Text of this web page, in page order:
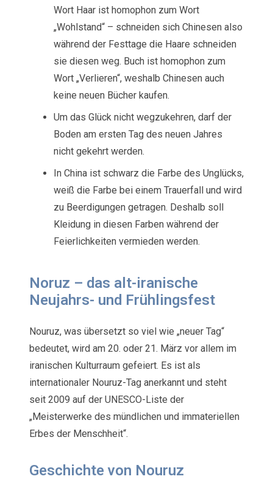
Wort Haar ist homophon zum Wort
„Wohlstand“ – schneiden sich Chinesen also
während der Festtage die Haare schneiden
sie diesen weg. Buch ist homophon zum
Wort „Verlieren“, weshalb Chinesen auch
keine neuen Bücher kaufen.
Um das Glück nicht wegzukehren, darf der
Boden am ersten Tag des neuen Jahres
nicht gekehrt werden.
In China ist schwarz die Farbe des Unglücks,
weiß die Farbe bei einem Trauerfall und wird
zu Beerdigungen getragen. Deshalb soll
Kleidung in diesen Farben während der
Feierlichkeiten vermieden werden.
Noruz – das alt-iranische
Neujahrs- und Frühlingsfest
Nouruz, was übersetzt so viel wie „neuer Tag“
bedeutet, wird am 20. oder 21. März vor allem im
iranischen Kulturraum gefeiert. Es ist als
internationaler Nouruz-Tag anerkannt und steht
seit 2009 auf der UNESCO-Liste der
„Meisterwerke des mündlichen und immateriellen
Erbes der Menschheit“.
Geschichte von Nouruz